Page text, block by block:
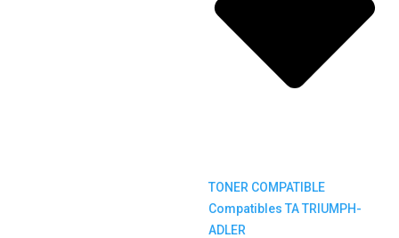
TONER COMPATIBLE
Compatibles TA TRIUMPH-
ADLER